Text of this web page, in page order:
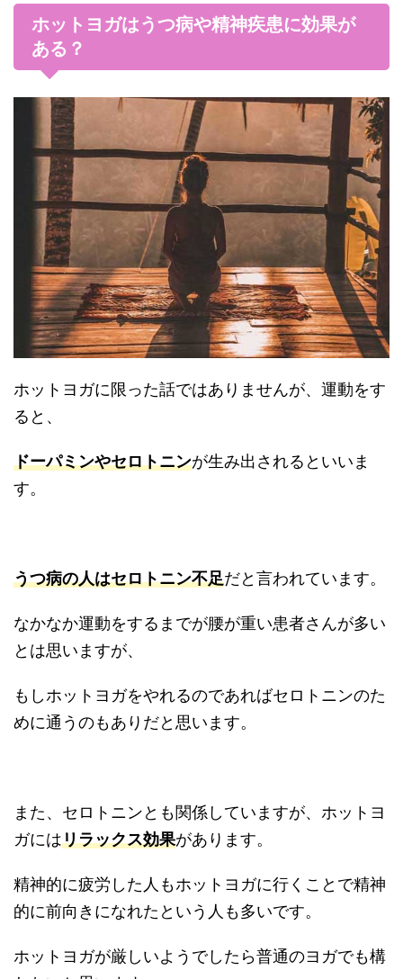
ホットヨガはうつ病や精神疾患に効果が
ある？
ホットヨガに限った話ではありませんが、運動をす
ると、
ドーパミンやセロトニンが生み出されるといいま
す。
うつ病の人はセロトニン不足だと言われています。
なかなか運動をするまでが腰が重い患者さんが多い
とは思いますが、
もしホットヨガをやれるのであればセロトニンのた
めに通うのもありだと思います。
また、セロトニンとも関係していますが、ホットヨ
ガにはリラックス効果があります。
精神的に疲労した人もホットヨガに行くことで精神
的に前向きになれたという人も多いです。
ホットヨガが厳しいようでしたら普通のヨガでも構